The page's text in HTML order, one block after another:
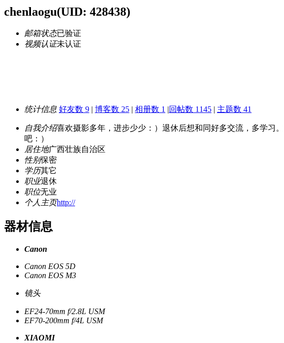
chenlaogu(UID: 428438)
邮箱状态已验证
视频认证未认证
统计信息 好友数 9 | 博客数 25 | 相册数 1 |回帖数 1145 | 主题数 41
自我介绍喜欢摄影多年，进步少少：）退休后想和同好多交流，多学习
吧：）
居住地广西壮族自治区
性别保密
学历其它
职业退休
职位无业
个人主页http://
器材信息
Canon
Canon EOS 5D
Canon EOS M3
镜头
EF24-70mm f/2.8L USM
EF70-200mm f/4L USM
XIAOMI